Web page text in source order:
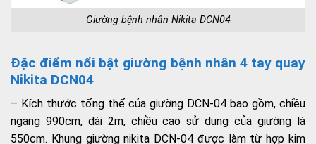
Giường bệnh nhân Nikita DCN04
Đặc điểm nổi bật giường bệnh nhân 4 tay quay
Nikita DCN04
– Kích thước tổng thể của giường DCN-04 bao gồm, chiều
ngang 990cm, dài 2m, chiều cao sử dụng của giường là
550cm. Khung giường nikita DCN-04 được làm từ hợp kim